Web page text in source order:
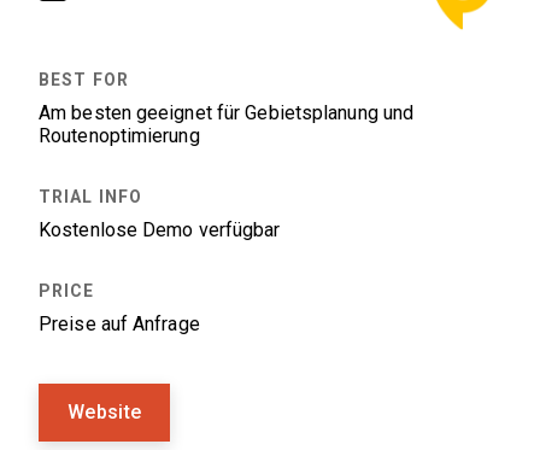
Am besten geeignet für Gebietsplanung und
Routenoptimierung
Kostenlose Demo verfügbar
Preise auf Anfrage
Website